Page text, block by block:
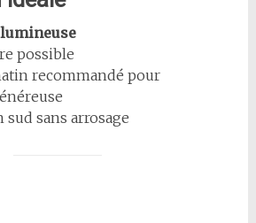
possible
recommandé pour
sans arrosage